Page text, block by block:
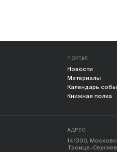
ПОРТАЛ
Новости
Материалы
Календарь
Книжная полка
АДРЕС
141300,
Троице-